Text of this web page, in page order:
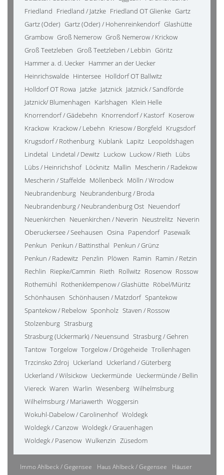
Friedland Friedland / Jatzke Friedland OT Glienke Gartz
Gartz (Oder) Gartz (Oder) / Hohenreinkendorf Glashütte
Grambow Groß Nemerow Groß Nemerow / Krickow
Groß Teetzleben Groß Teetzleben / Lebbin Göritz
Hammer a. d. Uecker Hammer an der Uecker
Heinrichswalde Hintersee Holldorf OT Ballwitz
Holldorf OT Rowa Jatzke Jatznick Jatznick / Sandförde
Jatznick/ Blumenhagen Karlshagen Klein Helle
Knorrendorf / Gädebehn Knorrendorf / Kastorf Koserow
Krackow Krackow / Lebehn Kriesow / Borgfeld Krugsdorf
Krugsdorf / Rothenburg Kublank Lapitz Leopoldshagen
Lindetal Lindetal / Dewitz Luckow Luckow / Rieth Lübs
Lübs / Heinrichshof Löcknitz Mallin Mescherin / Radekow
Mescherin / Staffelde Möllenbeck Mölln / Wrodow
Neubrandenburg Neubrandenburg / Broda
Neubrandenburg / Neubrandenburg Ost Neuendorf
Neuenkirchen Neuenkirchen / Neverin Neustrelitz Neverin
Oberuckersee / Seehausen Osina Papendorf Pasewalk
Penkun Penkun / Battinsthal Penkun / Grünz
Penkun / Radewitz Penzlin Plöwen Ramin Ramin / Retzin
Rechlin Riepke/Cammin Rieth Rollwitz Rosenow Rossow
Rothemühl Rothenklempenow / Glashütte Röbel/Müritz
Schönhausen Schönhausen / Matzdorf Spantekow
Spantekow / Rebelow Sponholz Staven / Rossow
Stolzenburg Strasburg
Strasburg (Uckermark) / Neuensund Strasburg / Gehren
Tantow Torgelow Torgelow / Drögeheide Trollenhagen
Trzcinsko Zdroj Uckerland Uckerland / Güterberg
Uckerland / Wilsickow Ueckermünde Ueckermünde / Bellin
Viereck Waren Warlin Wesenberg Wilhelmsburg
Wilhelmsburg / Mariawerth Woggersin
Wokuhl-Dabelow / Carolinenhof Woldegk
Woldegk / Canzow Woldegk / Grauenhagen
Woldegk / Pasenow Wulkenzin Züsedom
Immo Ahlbeck / Gegensee Haus Ahlbeck / Gegensee
Häuser